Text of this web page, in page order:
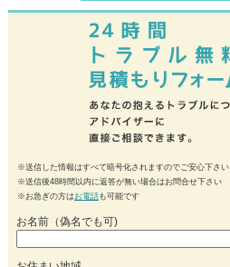
※送信した情報はすべて暗号化されますのでご安心下さい
※送信後48時間以内に返答が無い場合はお問合せ下さい
※お急ぎの方は お電話も可能です
お名前（偽名でも可)